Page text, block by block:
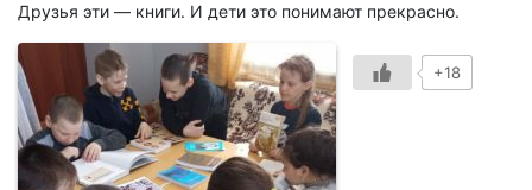
Друзья эти — книги. И дети это понимают прекрасно.
+18